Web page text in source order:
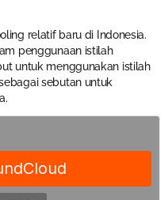
relatif baru di Indonesia.
penggunaan istilah
untuk menggunakan istilah
sebutan untuk